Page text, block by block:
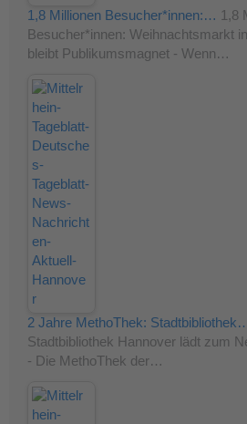
1,8 Millionen Besucher*innen:… 1,8
Besucher*innen: Weihnachtsmarkt
bleibt Publikumsmagnet - Wenn…
2 Jahre MethoThek:
Stadtbibliothek Hannover lädt zum
- Die MethoThek der…